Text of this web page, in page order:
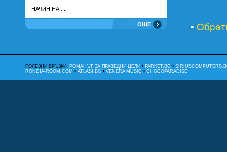
НАЧИН НА ...
ОЩЕ •
ПОЛЕЗНИ ВРЪЗКИ: РОМАНЪТ ЗА ПРАВЕДНИ ЦЕЛИ • PARKET.BG •
RONDIA-ROOM.COM • ATLASI.BG • VENERA MUSIC • CHOCOPARADISE